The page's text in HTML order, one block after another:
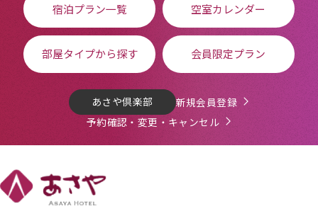
宿泊プラン一覧 空室カレンダー
部屋タイプから探す 会員限定プラン
あさや倶楽部
新規会員登録
予約確認・変更・キャンセル